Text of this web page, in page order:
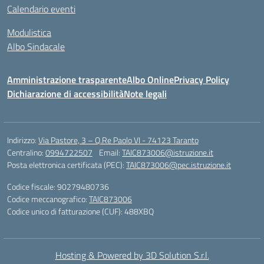
Calendario eventi
Modulistica
Albo Sindacale
Amministrazione trasparenteAlbo OnlinePrivacy Policy
Dichiarazione di accessibilitàNote legali
Indirizzo:Via Pastore, 3 – Q.Re Paolo VI - 74123 Taranto
Centralino:0994722507 Email:TAIC873006@istruzione.it
Posta elettronica certificata (PEC):TAIC873006@pec.istruzione.it
Codice fiscale: 90279480736
Codice meccanografico:TAIC873006
Codice unico di fatturazione (CUF): 488XBQ
Hosting & Powered by 3D Solution S.r.l.